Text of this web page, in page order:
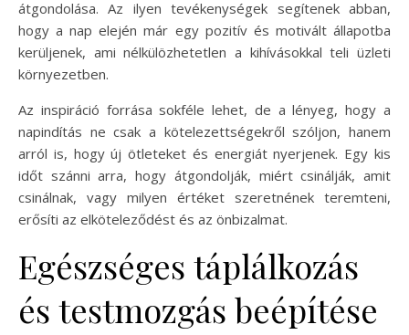
átgondolása. Az ilyen tevékenységek segítenek abban,
hogy a nap elején már egy pozitív és motivált állapotba
kerüljenek, ami nélkülözhetetlen a kihívásokkal teli üzleti
környezetben.
Az inspiráció forrása sokféle lehet, de a lényeg, hogy a
napindítás ne csak a kötelezettségekről szóljon, hanem
arról is, hogy új ötleteket és energiát nyerjenek. Egy kis
időt szánni arra, hogy átgondolják, miért csinálják, amit
csinálnak, vagy milyen értéket szeretnének teremteni,
erősíti az elköteleződést és az önbizalmat.
Egészséges táplálkozás
és testmozgás beépítése